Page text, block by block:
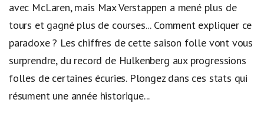
avec McLaren, mais Max Verstappen a mené plus de
tours et gagné plus de courses... Comment expliquer ce
paradoxe ? Les chiffres de cette saison folle vont vous
surprendre, du record de Hulkenberg aux progressions
folles de certaines écuries. Plongez dans ces stats qui
résument une année historique...